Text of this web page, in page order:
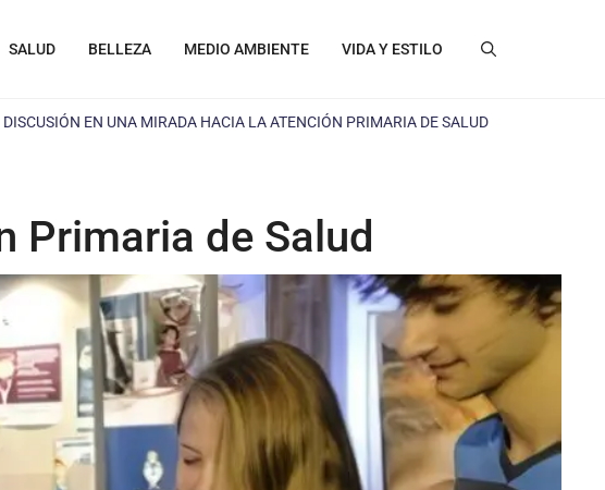
SALUD BELLEZA MEDIO AMBIENTE VIDA Y ESTILO
DISCUSIÓN EN UNA MIRADA HACIA LA ATENCIÓN PRIMARIA DE SALUD
Primaria de Salud